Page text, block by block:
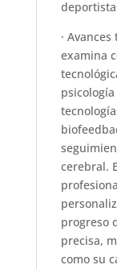
·
examina
cerebral.
progreso
precisa,
como su